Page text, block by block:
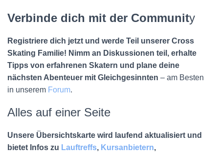
Verbinde dich mit der Community
Registriere dich jetzt und werde Teil unserer Cross
Skating Familie! Nimm an Diskussionen teil, erhalte
Tipps von erfahrenen Skatern und plane deine
nächsten Abenteuer mit Gleichgesinnten – am Besten
in unserem Forum.
Alles auf einer Seite
Unsere Übersichtskarte wird laufend aktualisiert und
bietet Infos zu Lauftreffs, Kursanbietern,